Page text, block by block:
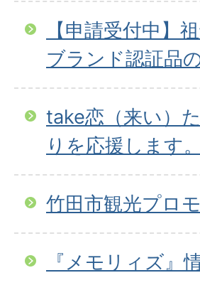
【申請受付中】
ブランド認証品
take恋（来い）
りを応援します。
竹田市観光プロ
『メモリィズ』